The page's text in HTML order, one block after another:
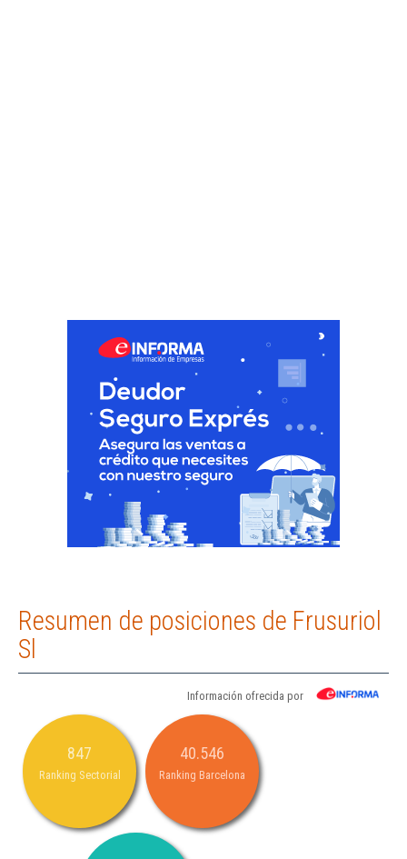
Resumen de posiciones de Frusuriol
Sl
Información ofrecida por
847
Ranking Sectorial
40.546
Ranking Barcelona